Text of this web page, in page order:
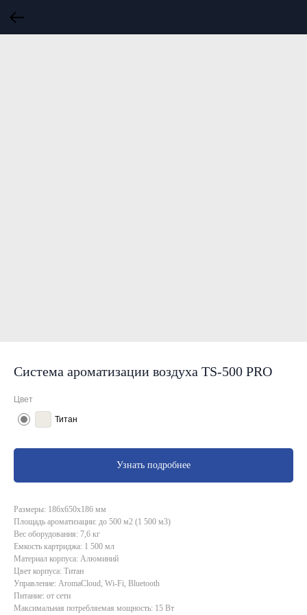
Система ароматизации воздуха TS-500 PRO
Цвет
Титан
Узнать подробнее
Размеры: 186х650х186 мм
Площадь ароматизации: до 500 м2 (1 500 м3)
Вес оборудования: 7,6 кг
Емкость картриджа: 1 500 мл
Материал корпуса: Алюминий
Цвет корпуса: Титан
Управление: AromaCloud, Wi-Fi, Bluetooth
Питание: от сети
Максимальная потребляемая мощность: 15 Вт